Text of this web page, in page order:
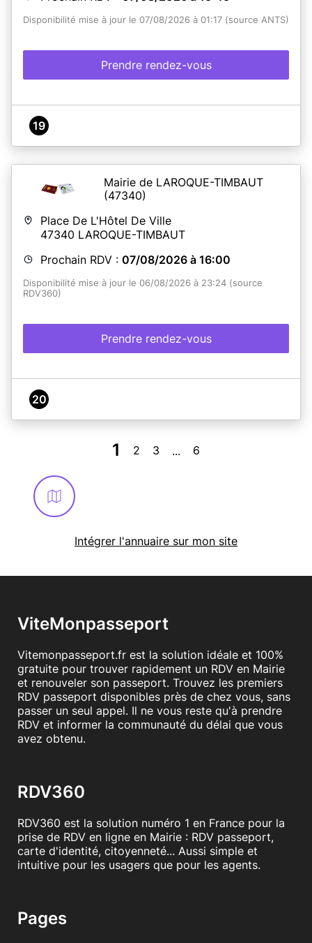
Disponibilité mise à jour le 07/08/2026 à 01:17 (source ANTS)
Prendre rendez-vous
19
Mairie de LAROQUE-TIMBAUT
(47340)
Place De L'Hôtel De Ville
47340 LAROQUE-TIMBAUT
Prochain RDV : 07/08/2026 à 16:00
Disponibilité mise à jour le 06/08/2026 à 23:24 (source
RDV360)
Prendre rendez-vous
20
1 2 3 ... 6
Intégrer l'annuaire sur mon site
ViteMonpasseport
Vitemonpasseport.fr est la solution idéale et 100%
gratuite pour trouver rapidement un RDV en Mairie
et renouveler son passeport. Trouvez les premiers
RDV passeport disponibles près de chez vous, sans
passer un seul appel. Il ne vous reste qu'à prendre
RDV et informer la communauté du délai que vous
avez obtenu.
RDV360
RDV360 est la solution numéro 1 en France pour la
prise de RDV en ligne en Mairie : RDV passeport,
carte d'identité, citoyenneté... Aussi simple et
intuitive pour les usagers que pour les agents.
Pages